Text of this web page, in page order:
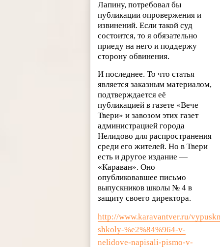
Лапину, потребовал бы
публикации опровержения и
извинений. Если такой суд
состоится, то я обязательно
приеду на него и поддержу
сторону обвинения.
И последнее. То что статья
является заказным материалом,
подтверждается её
публикацией в газете «Вече
Твери» и завозом этих газет
администрацией города
Нелидово для распространения
среди его жителей. Но в Твери
есть и другое издание —
«Караван». Оно
опубликовавшее письмо
выпускников школы № 4 в
защиту своего директора.
http://www.karavantver.ru/
shkoly-%e2%84%964-v-
nelidove-napisali-pismo-v-